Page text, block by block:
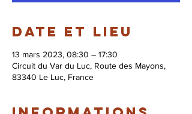
Date et lieu
13 mars 2023, 08:30 – 17:30
Circuit du Var du Luc, Route des Mayons,
83340 Le Luc, France